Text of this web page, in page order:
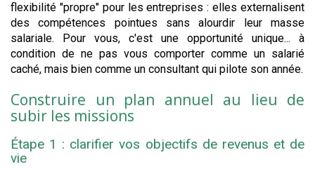
flexibilité "propre" pour les entreprises : elles externalisent
des compétences pointues sans alourdir leur masse
salariale. Pour vous, c'est une opportunité unique... à
condition de ne pas vous comporter comme un salarié
caché, mais bien comme un consultant qui pilote son année.
Construire un plan annuel au lieu de
subir les missions
Étape 1 : clarifier vos objectifs de revenus et de
vie